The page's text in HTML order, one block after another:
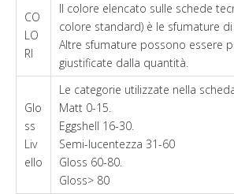
CO
LO
RI
Il colore elencato sulle schede
colore standard) è le sfumature
Altre sfumature possono essere
giustificate dalla quantità.
Glo
ss
Liv
ello
Le categorie utilizzate nella
Matt 0-15.
Eggshell 16-30.
Semi-lucentezza 31-60
Gloss 60-80.
Gloss> 80